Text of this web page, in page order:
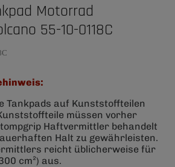
Motorrad
55-10-0118C
Tankpads auf Kunststoffteilen
müssen vorher
Haftvermittler behandelt
Halt zu gewährleisten.
reicht üblicherweise für
cm²) aus.